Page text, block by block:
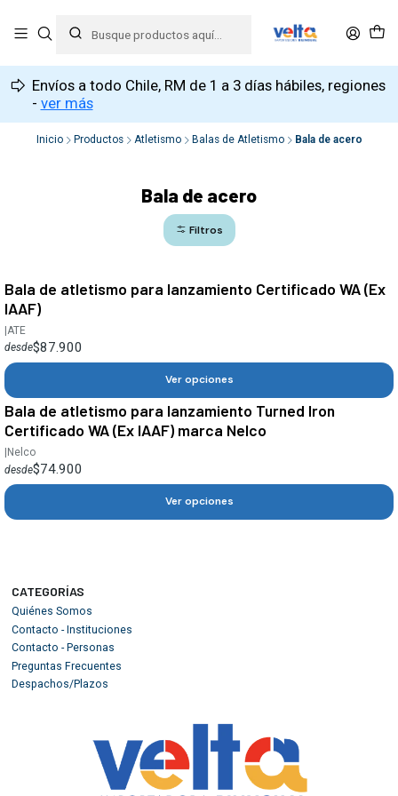
Envíos a todo Chile, RM de 1 a 3 días hábiles, regiones
- ver más
Inicio Productos Atletismo Balas de Atletismo Bala de acero
Bala de acero
Filtros
Bala de atletismo para lanzamiento Certificado WA (Ex
IAAF)
|ATE
desde$87.900
Ver opciones
Bala de atletismo para lanzamiento Turned Iron
Certificado WA (Ex IAAF) marca Nelco
Nelco
desde$74.900
Ver opciones
CATEGORÍAS
Quiénes Somos
Contacto - Instituciones
Contacto - Personas
Preguntas Frecuentes
Despachos/Plazos